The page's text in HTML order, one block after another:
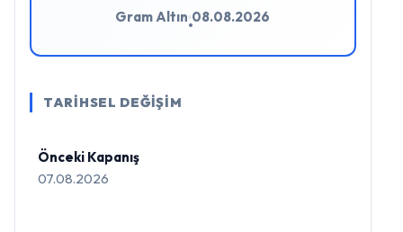
Gram Altın
•
08.08.2026
TARİHSEL DEĞİŞİM
Önceki Kapanış
07.08.2026